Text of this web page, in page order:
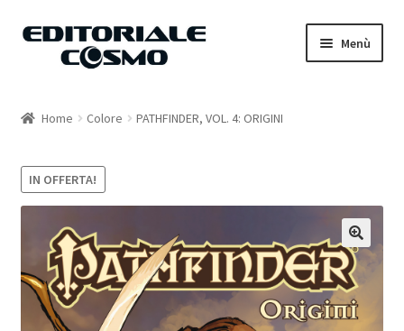
Vai
Vai
Menù
Carrello
Il mio account
Home Colore PATHFINDER, VOL. 4: ORIGINI
IN OFFERTA!